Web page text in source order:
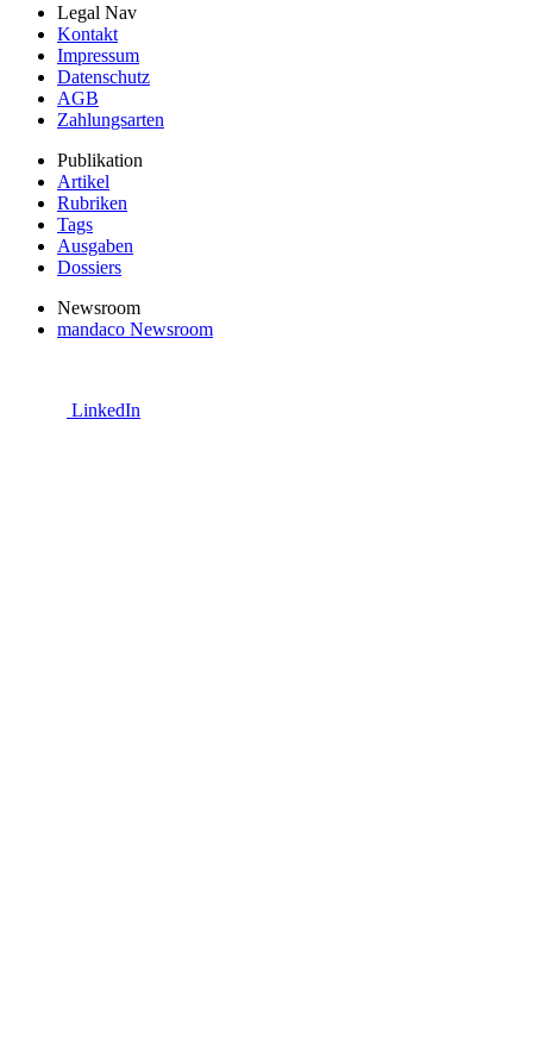
Legal Nav
Kontakt
Impressum
Datenschutz
AGB
Zahlungsarten
Publikation
Artikel
Rubriken
Tags
Ausgaben
Dossiers
Newsroom
mandaco Newsroom
LinkedIn